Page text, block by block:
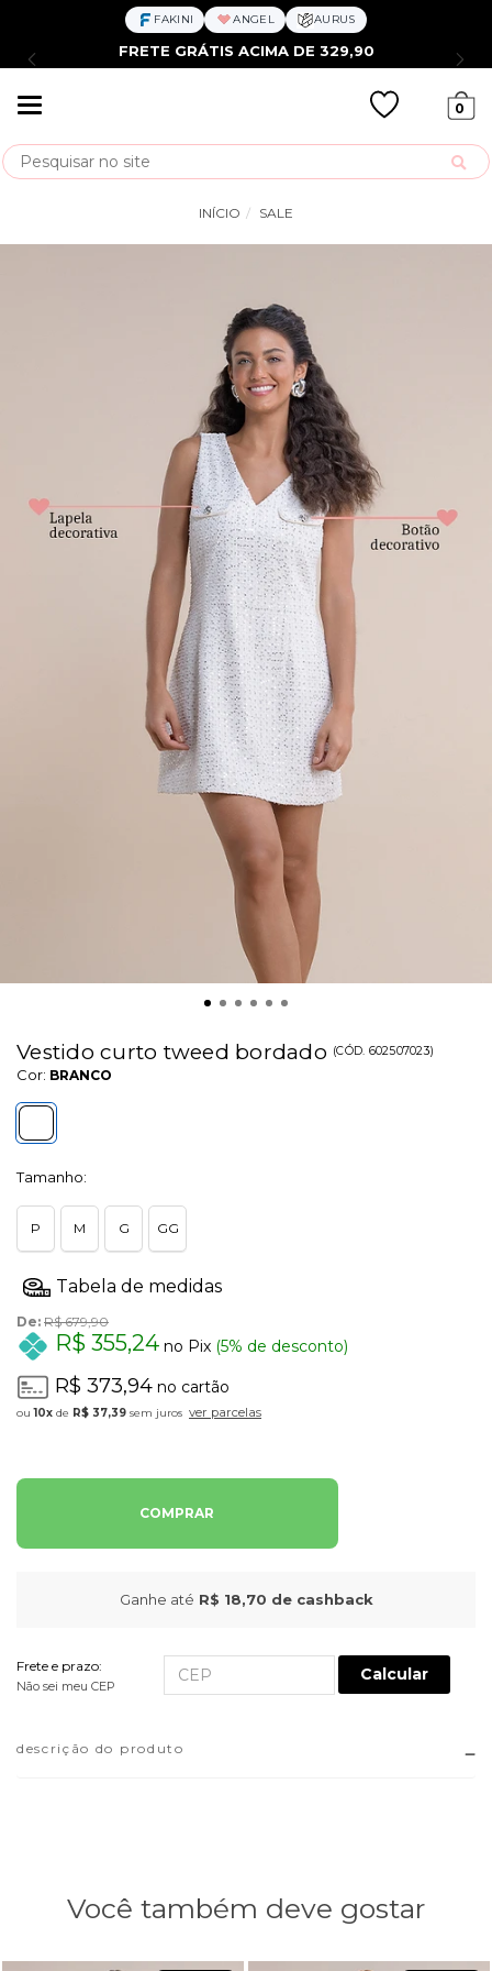
FAKINI ANGEL AURUS
FRETE GRÁTIS ACIMA DE 329,90
0
Busca
INÍCIO SALE
Vestido curto tweed bordado (CÓD. 602507023)
Cor: BRANCO
Tamanho:
P M G GG
De: R$ 679,90
R$ 355,24 no Pix (5% de desconto)
R$ 373,94 no cartão
10x de R$ 37,39 sem juros ver parcelas
COMPRAR
Ganhe até R$ 18,70 de cashback
Frete e prazo:
Não sei meu CEP
Calcular
descrição do produto
Você também deve gostar